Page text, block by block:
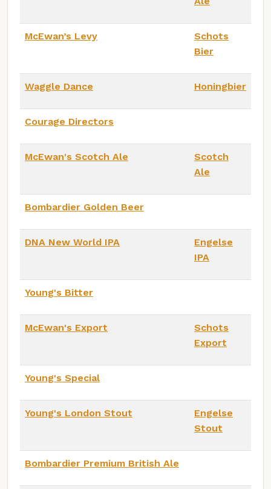
McEwan’s Levy
Schots
Bier
Waggle Dance Honingbier
Courage Directors
McEwan's Scotch Ale
Scotch
Ale
Bombardier Golden Beer
DNA New World IPA
Engelse
IPA
Young's Bitter
McEwan's Export
Schots
Export
Young's Special
Young's London Stout
Engelse
Stout
Bombardier Premium British Ale